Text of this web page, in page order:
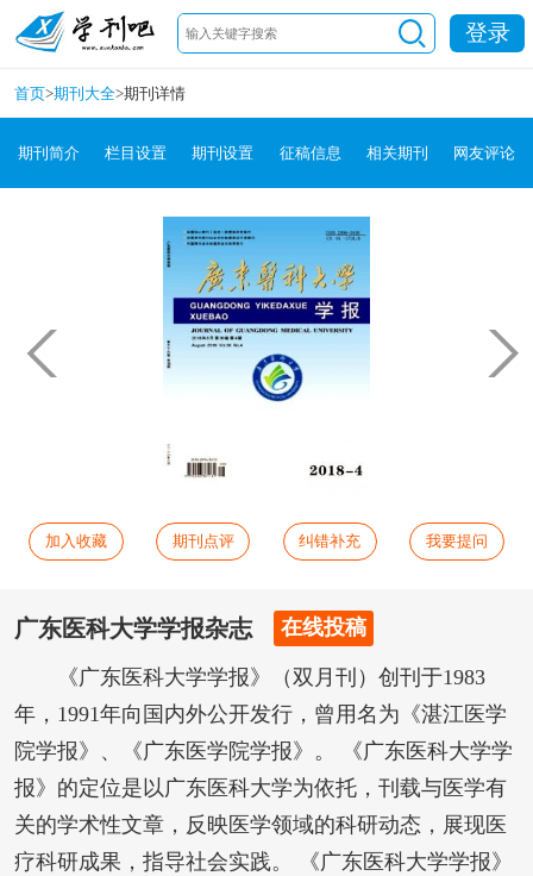
登录
首页>期刊大全>期刊详情
期刊简介 栏目设置 期刊设置 征稿信息 相关期刊 网友评论
加入收藏 期刊点评 纠错补充 我要提问
广东医科大学学报杂志 在线投稿
《广东医科大学学报》（双月刊）创刊于1983
年，1991年向国内外公开发行，曾用名为《湛江医学
院学报》、《广东医学院学报》。 《广东医科大学学
报》的定位是以广东医科大学为依托，刊载与医学有
关的学术性文章，反映医学领域的科研动态，展现医
疗科研成果，指导社会实践。 《广东医科大学学报》